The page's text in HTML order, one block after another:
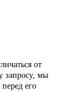
от
запросу, мы
его